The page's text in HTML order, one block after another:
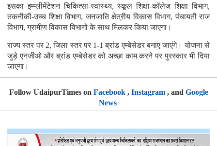
इसका इम्प्लीमेंटेशन चिकित्सा-स्वास्थ्य, स्कूल शिक्षा-कॉलेज शिक्षा विभाग,
तकनीकी-उच्च शिक्षा विभाग, जनजाति क्षेत्रीय विकास विभाग, पंचायती राज
विभाग, ग्रामीण विकास विभागों के साथ मिलकर किया जाएगा।
राज्य स्तर पर 2, जिला स्तर पर 1-1 ब्रांड एम्बेसेडर बनाए जाएंगे। योजना से
जुड़े एनजीओ और ब्रांड एम्बेसेडर को अच्छा काम करने पर पुरस्कार भी दिया
जाएगा।
Follow UdaipurTimes on Facebook, Instagram, and Google
News